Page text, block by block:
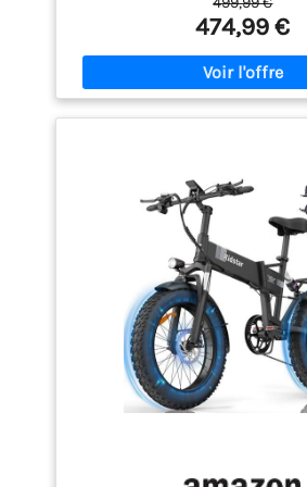
(6KMH) pour activer le moteur.
Batterie Durable: Avec un moteur
de 250W et une batterie lithium-
36V, ce vélo électrique EK5 pour
support à pédale Atteindre 50-
atteindre une vitesse maximale
économiques. Conception
EVERCROSS dispose d'un corps en
pneus de 16 pouces, d'une haute
bonne absorption des chocs et
charge de 120 kg. La conception
est non seulement confortable,
en hauteur. Freins à Double
électrique adulte dispose de freins
avant et arrière qui fournissent
freinage fiable et une force de
lorsque le vélo électrique est
descente. De plus, le vélo est
474,99 €